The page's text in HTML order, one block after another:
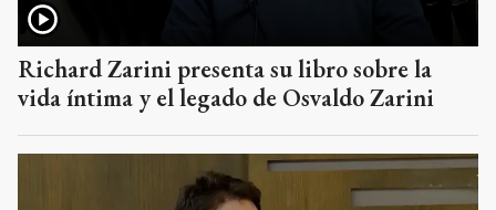
Richard Zarini presenta su libro sobre la
vida íntima y el legado de Osvaldo Zarini